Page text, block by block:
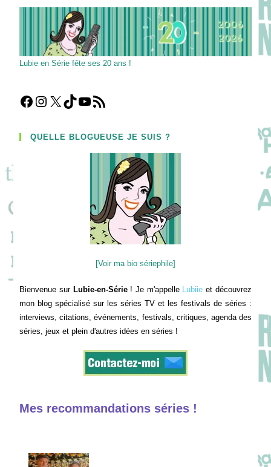
Lubie en Série fête ses 20 ans !
Facebook
Instagram
X TikTokYouTube
Flux RSS
QUELLE BLOGUEUSE JE SUIS ?
[Voir ma bio sériephile]
Bienvenue sur Lubie-en-Série! Je m'appelle Lubiie et découvrez
mon blog spécialisé sur les séries TV et les festivals de séries :
interviews, citations, événements, festivals, critiques, agenda des
séries, jeux et plein d'autres idées en séries !
Mes recommandations séries !